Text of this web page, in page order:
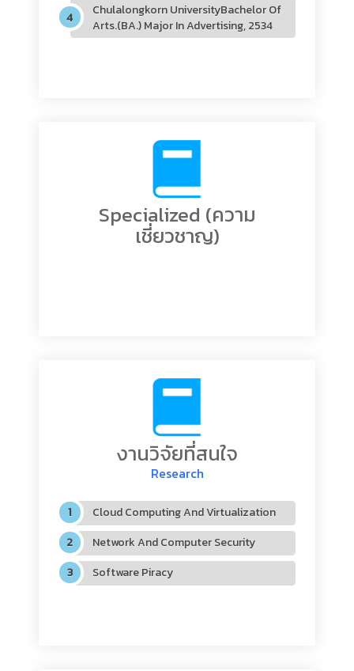
Chulalongkorn UniversityBachelor Of
Arts.(BA.) Major In Advertising, 2534
Specialized (ความ
เชี่ยวชาญ)
งานวิจัยที่สนใจ
Research
Cloud Computing And Virtualization
Network And Computer Security
Software Piracy